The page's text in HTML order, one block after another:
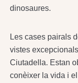
dinosaures.
Les cases pairals
vistes
Ciutadella. Estan
conèixer la vida i